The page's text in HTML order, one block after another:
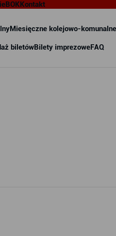
Miesięczne kolejowo-komunalne
biletówBilety imprezoweFAQ
eBOKKontakt